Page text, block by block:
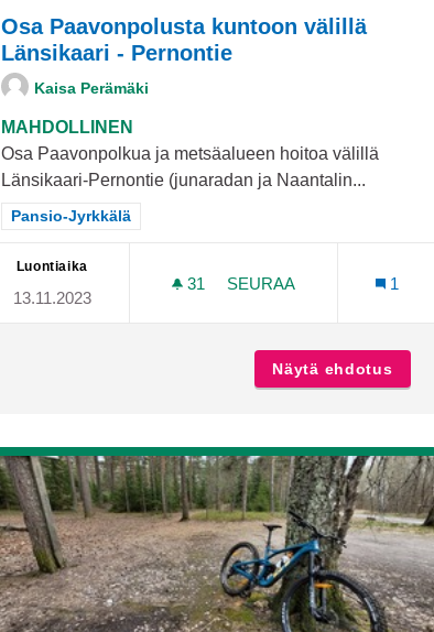
Osa Paavonpolusta kuntoon välillä
Länsikaari - Pernontie
Kaisa Perämäki
MAHDOLLINEN
Osa Paavonpolkua ja metsäalueen hoitoa välillä
Länsikaari-Pernontie (junaradan ja Naantalin...
Rajaa tulokset teeman mukaan: Pansio-Jyrkkälä
Pansio-Jyrkkälä
Luontiaika
13.11.2023
31 31 SEURAAJAA
SEURAA
OSA PAAVONPOLUSTA
1
Näytä ehdotus